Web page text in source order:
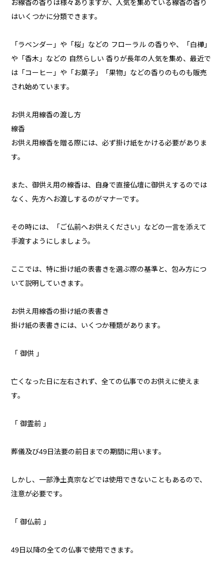
お線香の香りは様々ありますが、人気を集めている線香の香り
はいくつかに分類できます。
「ラベンダー」や「桜」などの フローラル の香りや、「白樺」
や「香木」などの 自然らしい 香りが長年の人気を集め、最近で
は「コーヒー」や「お菓子」「果物」などの香りのものも販売
され始めています。
お供え用線香の渡し方
線香
お供え用線香を贈る際には、必ず掛け紙をかける必要がありま
す。
また、御供え用の線香は、自身で直接仏壇に御供えするのでは
なく、先方へお渡しするのがマナーです。
その時には、「ご仏前へお供えください」などの一言を添えて
手渡すようにしましょう。
ここでは、特に掛け紙の表書きを選ぶ際の基準と、包み方につ
いて説明していきます。
お供え用線香の掛け紙の表書き
掛け紙の表書きには、いくつか種類があります。
「 御供 」
亡くなった日に左右されず、全ての仏事でのお供えに使えま
す。
「 御霊前 」
葬儀及び49日法要の前日までの期間に用います。
しかし、一部浄土真宗などでは使用できないこともあるので、
注意が必要です。
「 御仏前 」
49日以降の全ての仏事で使用できます。